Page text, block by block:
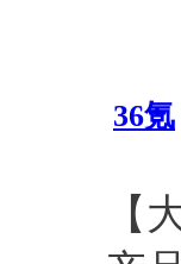
36氪
【